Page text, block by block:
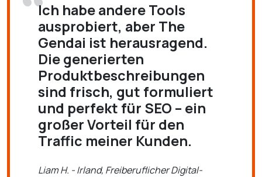
Ich habe andere Tools
ausprobiert, aber The
Gendai ist herausragend.
Die generierten
Produktbeschreibungen
sind frisch, gut formuliert
und perfekt für SEO – ein
großer Vorteil für den
Traffic meiner Kunden.
Liam H. - Irland, Freiberuflicher Digital-